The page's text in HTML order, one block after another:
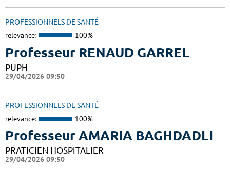
PROFESSIONNELS DE SANTÉ
relevance: 100%
Professeur RENAUD GARREL
PUPH
29/04/2026 09:50
PROFESSIONNELS DE SANTÉ
relevance: 100%
Professeur AMARIA BAGHDADLI
PRATICIEN HOSPITALIER
29/04/2026 09:50